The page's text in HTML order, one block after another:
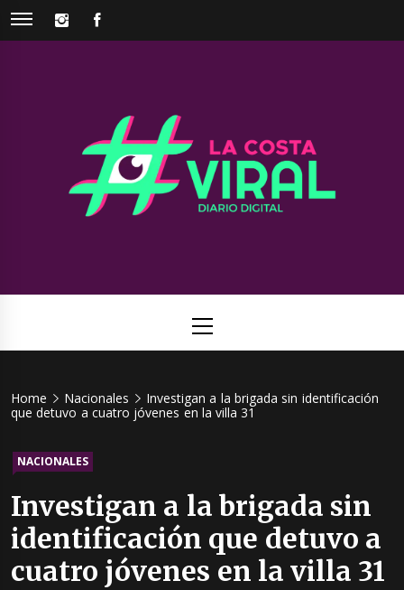
Skip
INSTAGRAM
Viral
Menu
Home Nacionales
Investigan a la brigada sin identificación
que detuvo a cuatro jóvenes en la villa 31
NACIONALES
Investigan a la brigada sin
identificación que detuvo a
cuatro jóvenes en la villa 31